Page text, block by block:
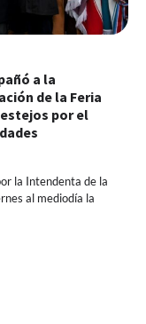
a la
de la Feria
por el
la Intendenta de la
al mediodía la